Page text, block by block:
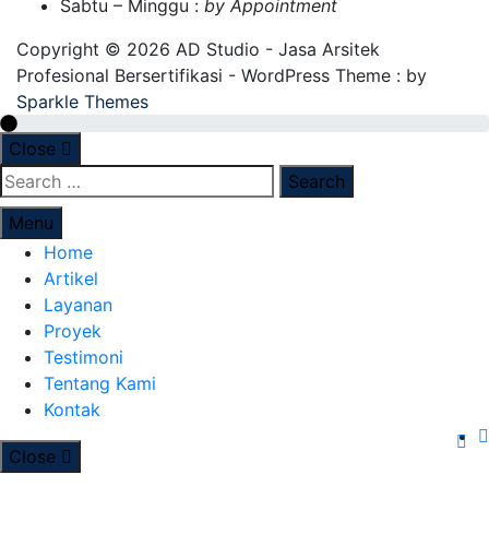
Sabtu – Minggu : by Appointment
Copyright © 2026 AD Studio - Jasa Arsitek
Profesional Bersertifikasi - WordPress Theme : by
Sparkle Themes
Close
Menu
Home
Artikel
Layanan
Proyek
Testimoni
Tentang Kami
Kontak
Close